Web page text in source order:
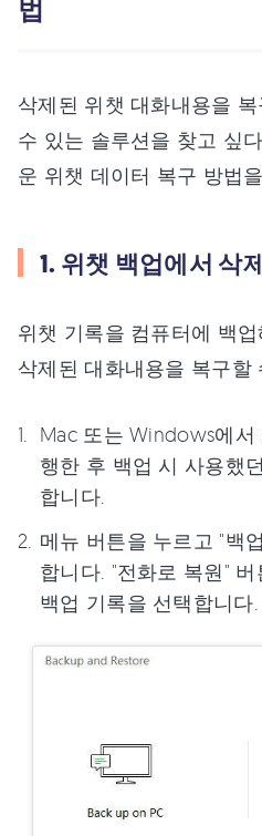
법
삭제된 위챗 대화내용을
수 있는 솔루션을 찾고 싶
운 위챗 데이터 복구 방법
1. 위챗 백업에서 삭
위챗 기록을 컴퓨터에 백
삭제된 대화내용을 복구할
Mac 또는 Windows에
행한 후 백업 시 사용했
합니다.
메뉴 버튼을 누르고 "백
합니다. "전화로 복원"
백업 기록을 선택합니다.